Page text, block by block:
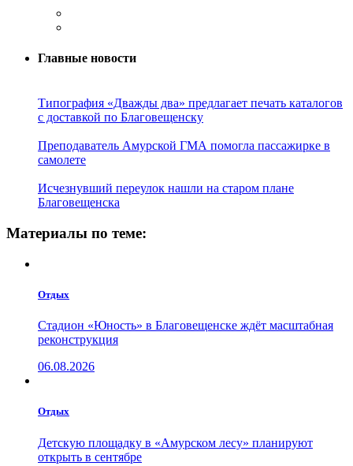
Главные новости
Типография «Дважды два» предлагает печать каталогов
с доставкой по Благовещенску
Преподаватель Амурской ГМА помогла пассажирке в
самолете
Исчезнувший переулок нашли на старом плане
Благовещенска
Материалы по теме:
Отдых
Стадион «Юность» в Благовещенске ждёт масштабная
реконструкция
06.08.2026
Отдых
Детскую площадку в «Амурском лесу» планируют
открыть в сентябре